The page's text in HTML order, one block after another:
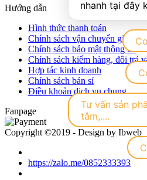
Hướng dẫn
Hình thức thanh toán
Chính sách vận chuyển giao
Chính sách bảo mật thông tin
Chính sách kiểm hàng, đôi trả
Hợp tác kinh doanh
Chính sách bán sỉ
Điều khoản dịch vụ chung
Fanpage
Copyright ©2019 - Design by Ibweb
https://zalo.me/0852333393
Tư vấn sản
tắm,....